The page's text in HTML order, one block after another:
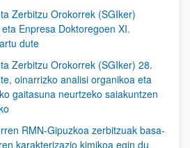
Zerbitzu Orokorrek (SGIker)
Enpresa Doktoregoen XI.
dute
Zerbitzu Orokorrek (SGIker) 28.
oinarrizko analisi organikoa eta
gaitasuna neurtzeko saiakuntzen
RMN-Gipuzkoa zerbitzuak basa-
karakterizazio kimikoa egin du